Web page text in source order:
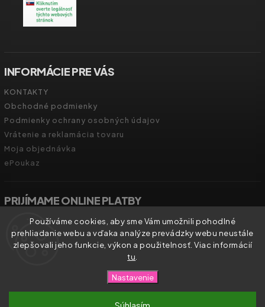
Používáme cookies, aby sme Vám umožnili pohodlné
prehliadanie webu a vďaka analýze prevádzky webu neustále
zlepšovali jeho funkcie, výkon a použitelnosť. Viac informácií
tu
Nastavenie
INFORMÁCIE PRE VÁS
KONTAKTY
Obchodné podmienky
Podmienky ochrany osobných údajov
Vrátenie a reklamácia tovaru
Moja objednávka
ePoukaz
PRIJÍMAME ONLINE PLATBY
Zdravíčko.shop. Všetky práva vyhradené.
Shoptet| DesignShoptak.cz.